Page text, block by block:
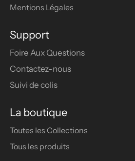
Mentions Légales
Support
Foire Aux Questions
Contactez-nous
Suivi de colis
La boutique
Toutes les Collections
Tous les produits